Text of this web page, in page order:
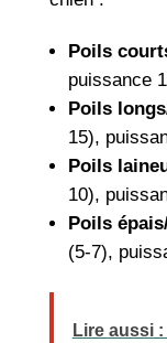
Poils
puissance
Poils
15),
Poils
10),
Poils
(5-7),
Lire aussi :